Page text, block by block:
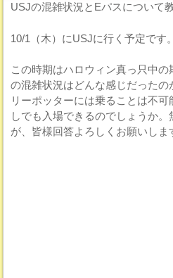
USJの混雑状況とEパスについて
10/1（木）にUSJに行く予定です。
この時期はハロウィン真っ只中
の混雑状況はどんな感じだった
リーポッターには乗ることは不
しでも入場できるのでしょうか
が、皆様回答よろしくお願いしま